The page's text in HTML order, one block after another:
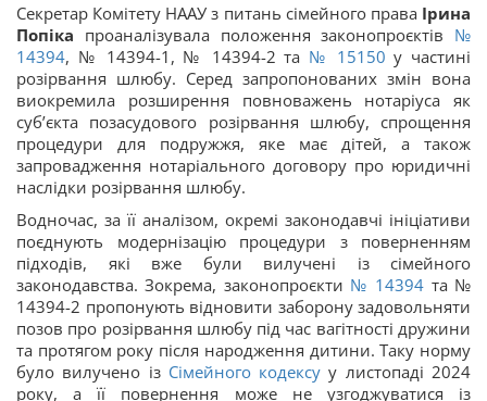
Секретар Комітету НААУ з питань сімейного права Ірина
Попіка проаналізувала положення законопроєктів №
14394, № 14394-1, № 14394-2 та № 15150 у частині
розірвання шлюбу. Серед запропонованих змін вона
виокремила розширення повноважень нотаріуса як
суб’єкта позасудового розірвання шлюбу, спрощення
процедури для подружжя, яке має дітей, а також
запровадження нотаріального договору про юридичні
наслідки розірвання шлюбу.
Водночас, за її аналізом, окремі законодавчі ініціативи
поєднують модернізацію процедури з поверненням
підходів, які вже були вилучені із сімейного
законодавства. Зокрема, законопроєкти № 14394 та №
14394-2 пропонують відновити заборону задовольняти
позов про розірвання шлюбу під час вагітності дружини
та протягом року після народження дитини. Таку норму
було вилучено із Сімейного кодексу у листопаді 2024
року, а її повернення може не узгоджуватися із